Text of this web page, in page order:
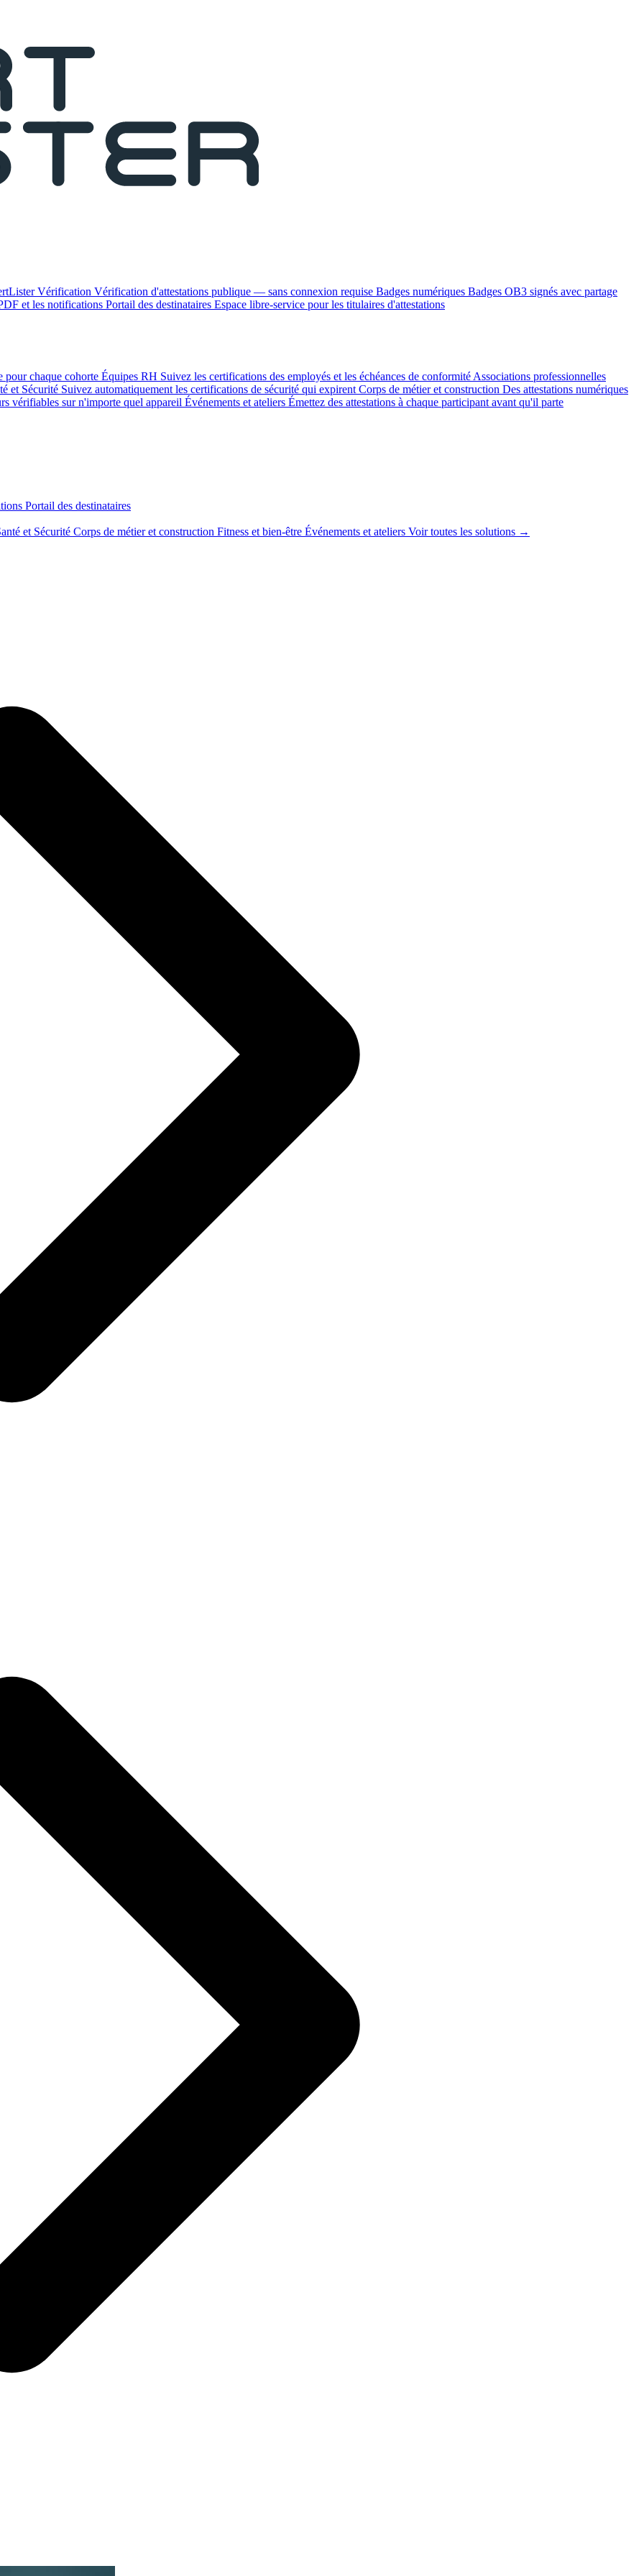
Vérification Vérification d'attestations publique — sans connexion requise Badges numériques Badges OB3 signés avec partage
et les notifications Portail des destinataires Espace libre-service pour les titulaires d'attestations
pour chaque cohorte Équipes RH Suivez les certifications des employés et les échéances de conformité Associations professionnelles
et Sécurité Suivez automatiquement les certifications de sécurité qui expirent Corps de métier et construction Des attestations numériques
vérifiables sur n'importe quel appareil Événements et ateliers Émettez des attestations à chaque participant avant qu'il parte
Portail des destinataires
et Sécurité Corps de métier et construction Fitness et bien-être Événements et ateliers Voir toutes les solutions →